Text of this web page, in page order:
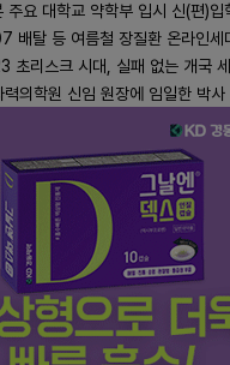
주요 대학교 약학부 입시 신(편)입
배탈 등 여름철 장질환 온라인세
초리스크 시대, 실패 없는 개국
력의학원 신임 원장에 임일한 박사